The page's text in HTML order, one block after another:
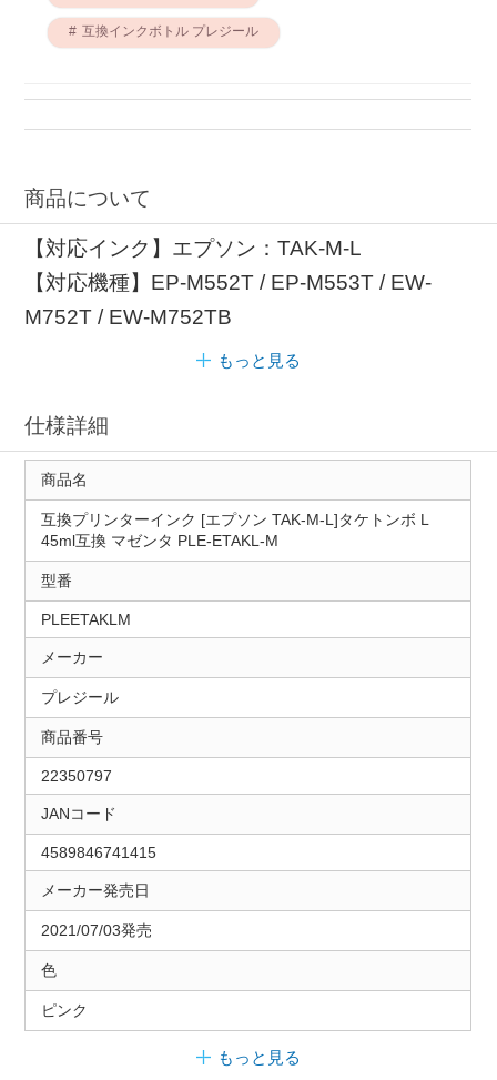
互換インクボトル プレジール
商品について
【対応インク】エプソン：TAK-M-L
【対応機種】EP-M552T / EP-M553T / EW-
M752T / EW-M752TB
もっと見る
仕様詳細
商品名
互換プリンターインク [エプソン TAK-M-L]タケトンボ L
45ml互換 マゼンタ PLE-ETAKL-M
型番
PLEETAKLM
メーカー
プレジール
商品番号
22350797
JANコード
4589846741415
メーカー発売日
2021/07/03発売
色
ピンク
もっと見る